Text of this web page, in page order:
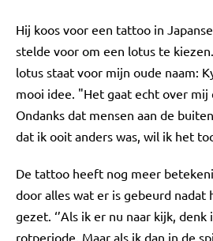
Hij koos voor een tattoo in
stelde voor om een lotus te
lotus staat voor mijn oude naam:
mooi idee. "Het gaat echt over mij
Ondanks dat mensen aan de
dat ik ooit anders was, wil ik het
De tattoo heeft nog meer
door alles wat er is gebeurd
gezet. ‘’Als ik er nu naar kijk,
rotperiode. Maar als ik dan in de